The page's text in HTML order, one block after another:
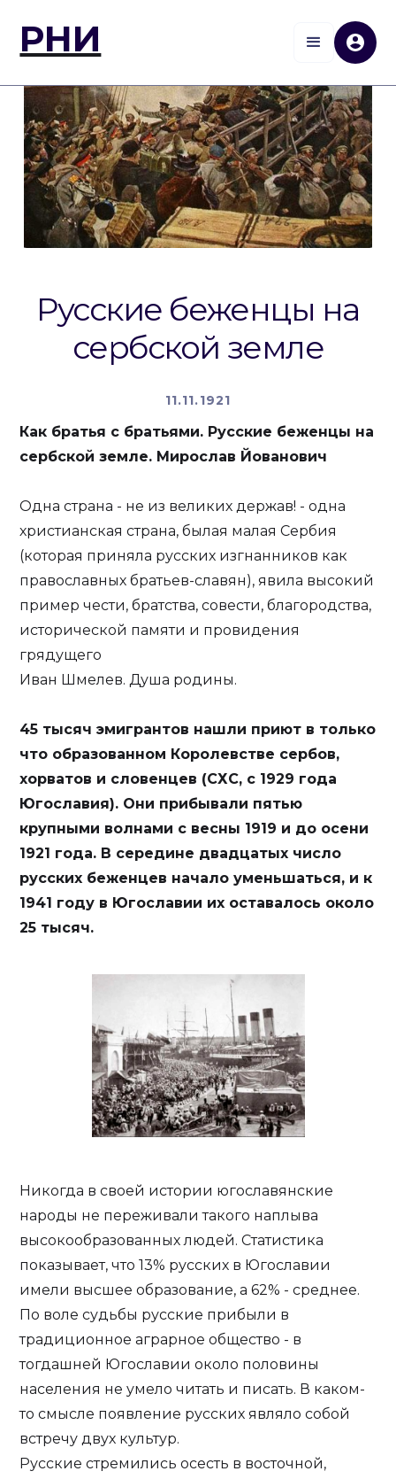
РНИ
Русские беженцы на
сербской земле‍
11.11.1921
Как братья с братьями. Русские беженцы на
сербской земле. Мирослав Йованович
Одна страна - не из великих держав! - одна
христианская страна, былая малая Сербия
(которая приняла русских изгнанников как
православных братьев-славян), явила высокий
пример чести, братства, совести, благородства,
исторической памяти и провидения
грядущего
Иван Шмелев. Душа родины.
45 тысяч эмигрантов нашли приют в только
что образованном Королевстве сербов,
хорватов и словенцев (СХС, с 1929 года
Югославия). Они прибывали пятью
крупными волнами с весны 1919 и до осени
1921 года. В середине двадцатых число
русских беженцев начало уменьшаться, и к
1941 году в Югославии их оставалось около
25 тысяч.
Никогда в своей истории югославянские
народы не переживали такого наплыва
высокообразованных людей. Статистика
показывает, что 13% русских в Югославии
имели высшее образование, а 62% - среднее.
По воле судьбы русские прибыли в
традиционное аграрное общество - в
тогдашней Югославии около половины
населения не умело читать и писать. В каком-
то смысле появление русских являло собой
встречу двух культур.
Русские стремились осесть в восточной,